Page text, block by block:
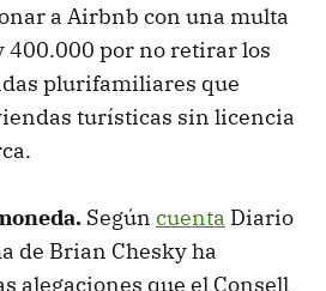
a Airbnb con una multa
400.000 por no retirar los
plurifamiliares que
turísticas sin licencia
Según cuenta Diario
de Brian Chesky ha
alegaciones que el Consell